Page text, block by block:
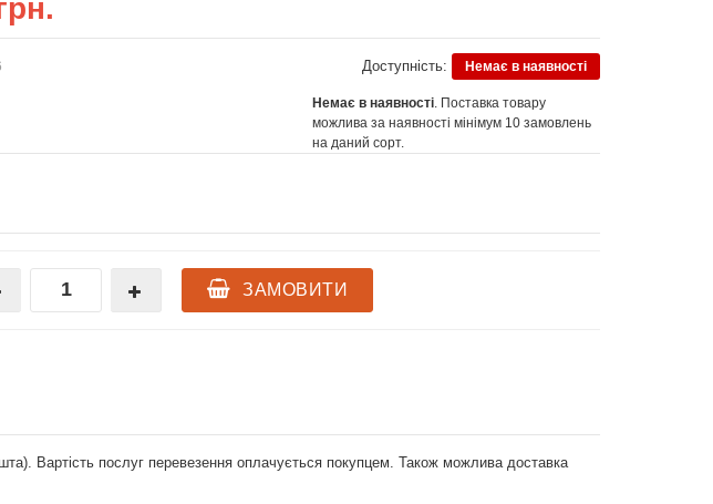
Доступність: Немає в наявності
Немає в наявності. Поставка товару
можлива за наявності мінімум 10 замовлень
на даний сорт.
ЗАМОВИТИ
Вартість послуг перевезення оплачується покупцем. Також можлива доставка